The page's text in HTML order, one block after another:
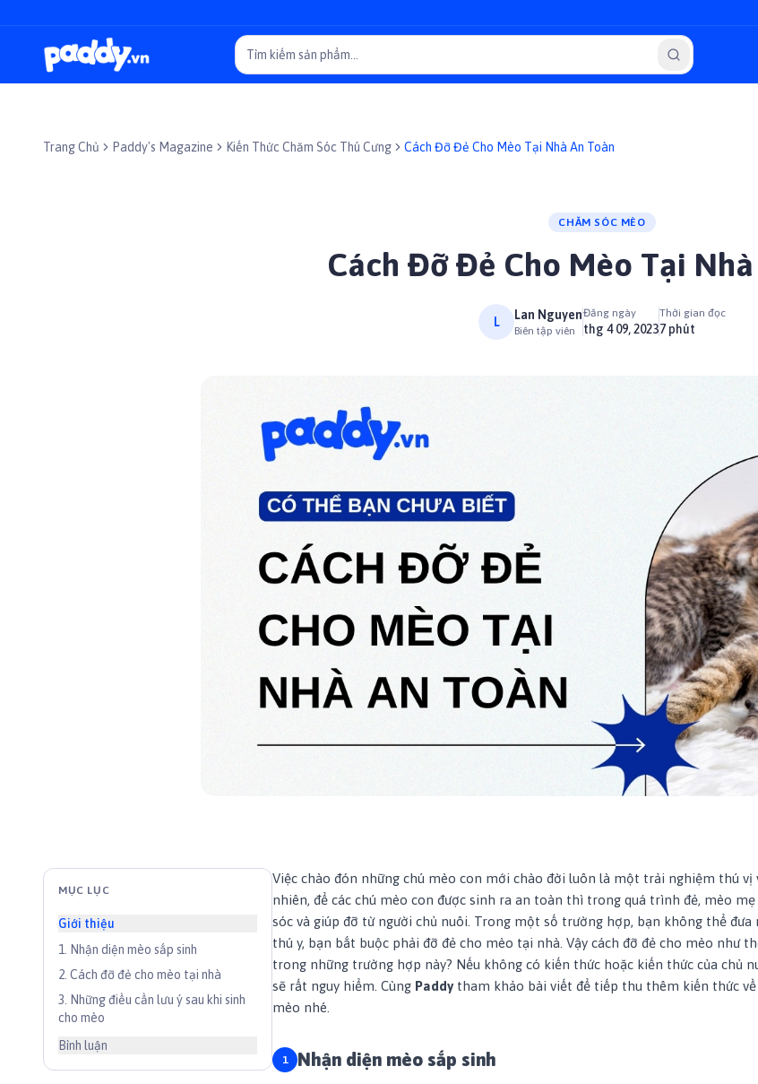
Trang Chủ Paddy's Magazine Kiến Thức Chăm Sóc Thú Cưng Cách Đỡ Đẻ Cho Mèo Tại Nhà An Toàn
CHĂM SÓC MÈO
Cách Đỡ Đẻ Cho Mèo Tại Nhà
L Lan Nguyen
Biên tập viên
Đăng ngày
thg 4 09, 2023
Thời gian đọc
7 phút
MỤC LỤC
Giới thiệu
1
Nhận diện mèo sắp sinh
2 Cách đỡ đẻ cho mèo tại nhà
3
Những điều cần lưu ý sau khi sinh
cho mèo
Bình luận
Việc chào đón những chú mèo con mới chào đời luôn là một trải nghiệm thú vị
nhiên, để các chú mèo con được sinh ra an toàn thì trong quá trình đẻ, mèo mẹ
sóc và giúp đỡ từ người chủ nuôi. Trong một số trường hợp, bạn không thể đưa
thú y, bạn bắt buộc phải đỡ đẻ cho mèo tại nhà. Vậy cách đỡ đẻ cho mèo như
trong những trường hợp này? Nếu không có kiến thức hoặc kiến thức của chủ
sẽ rất nguy hiểm. Cùng Paddy tham khảo bài viết để tiếp thu thêm kiến thức về
mèo nhé.
Nhận diện mèo sắp sinh